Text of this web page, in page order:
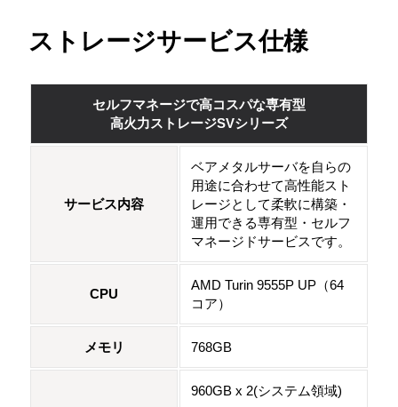
ストレージサービス仕様
セルフマネージで高コスパな専有型
高火力ストレージSVシリーズ
サービス内容
ベアメタルサーバを自らの
用途に合わせて高性能スト
レージとして柔軟に構築・
運用できる専有型・セルフ
マネージドサービスです。
CPU
AMD Turin 9555P UP（64
コア）
メモリ 768GB
960GB x 2(システム領域)